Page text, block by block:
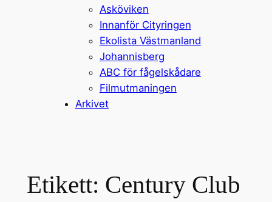
Asköviken
Innanför Cityringen
Ekolista Västmanland
Johannisberg
ABC för fågelskådare
Filmutmaningen
Arkivet
Etikett: Century Club